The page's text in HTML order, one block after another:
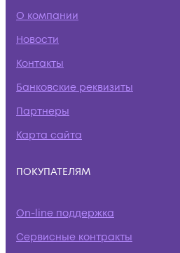
О компании
Новости
Контакты
Банковские реквизиты
Партнеры
Карта сайта
ПОКУПАТЕЛЯМ
On-line поддержка
Сервисные контракты